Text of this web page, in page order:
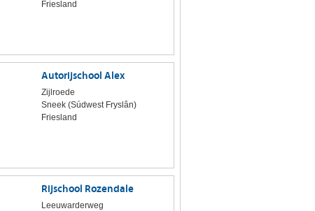
Friesland
Autorijschool Alex
Zijlroede
Sneek (Súdwest Fryslân)
Friesland
Rijschool Rozendale
Leeuwarderweg